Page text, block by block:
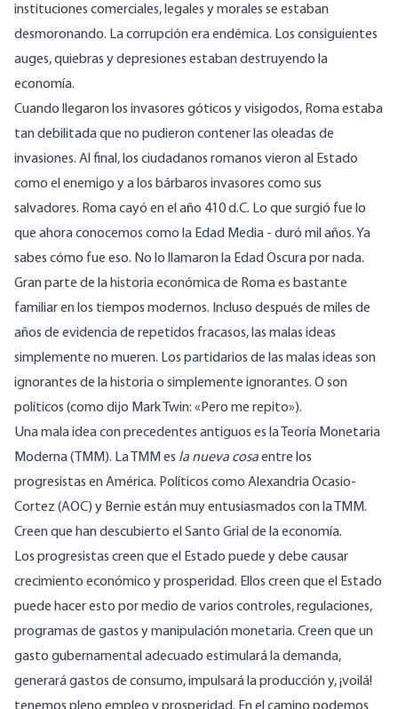
instituciones comerciales, legales y morales se estaban
desmoronando. La corrupción era endémica. Los consiguientes
auges, quiebras y depresiones estaban destruyendo la
economía.
Cuando llegaron los invasores góticos y visigodos, Roma estaba
tan debilitada que no pudieron contener las oleadas de
invasiones. Al final, los ciudadanos romanos vieron al Estado
como el enemigo y a los bárbaros invasores como sus
salvadores. Roma cayó en el año 410 d.C. Lo que surgió fue lo
que ahora conocemos como la Edad Media - duró mil años. Ya
sabes cómo fue eso. No lo llamaron la Edad Oscura por nada.
Gran parte de la historia económica de Roma es bastante
familiar en los tiempos modernos. Incluso después de miles de
años de evidencia de repetidos fracasos, las malas ideas
simplemente no mueren. Los partidarios de las malas ideas son
ignorantes de la historia o simplemente ignorantes. O son
políticos (como dijo Mark Twin: «Pero me repito»).
Una mala idea con precedentes antiguos es la Teoría Monetaria
Moderna (TMM). La TMM es la nueva cosaentre los
progresistas en América. Políticos como Alexandria Ocasio-
Cortez (AOC) y Bernie están muy entusiasmados con la TMM.
Creen que han descubierto el Santo Grial de la economía.
Los progresistas creen que el Estado puede y debe causar
crecimiento económico y prosperidad. Ellos creen que el Estado
puede hacer esto por medio de varios controles, regulaciones,
programas de gastos y manipulación monetaria. Creen que un
gasto gubernamental adecuado estimulará la demanda,
generará gastos de consumo, impulsará la producción y, ¡voilá!